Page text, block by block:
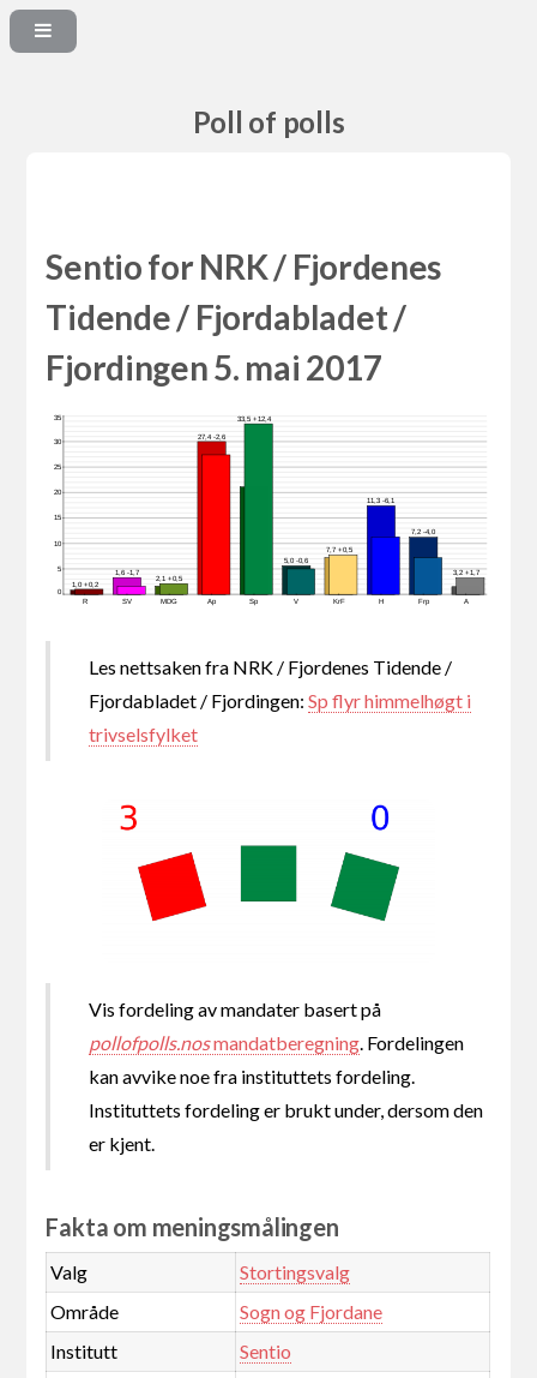
Poll of polls
Sentio for NRK / Fjordenes
Tidende / Fjordabladet /
Fjordingen 5. mai 2017
1,0 +0,2
1,6 -1,7
2,1 +0,5
27,4 -2,6
33,5 +12,4
5,0 -0,6
7,7 +0,5
11,3 -6,1
7,2 -4,0
3,2 +1,7
R SV MDG Ap Sp V KrF H Frp A
0
5
10
15
20
25
30
35
Les nettsaken fra NRK / Fjordenes Tidende /
Fjordabladet / Fjordingen:Sp flyr himmelhøgt i
trivselsfylket
Vis fordeling av mandater basert på
pollofpolls.nosmandatberegning . Fordelingen
kan avvike noe fra instituttets fordeling.
Instituttets fordeling er brukt under, dersom den
er kjent.
Fakta om meningsmålingen
Valg
Stortingsvalg
Område
Sogn og Fjordane
Institutt
Sentio